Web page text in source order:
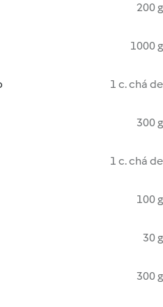
200 g
1000 g
1 c. chá de
300 g
1 c. chá de
100 g
30 g
300 g